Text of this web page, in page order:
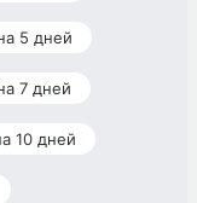
5 дней
7 дней
10 дней